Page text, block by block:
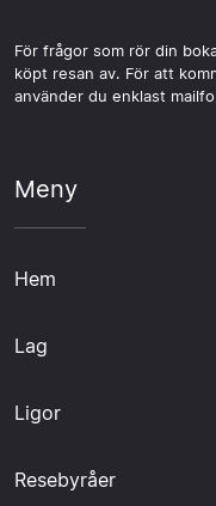
För frågor som rör din
köpt resan av. För att
använder du enklast
Meny
Hem
Lag
Ligor
Resebyråer